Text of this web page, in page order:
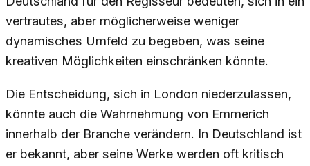
vertrautes, aber möglicherweise weniger
dynamisches Umfeld zu begeben, was seine
kreativen Möglichkeiten einschränken könnte.
Die Entscheidung, sich in London niederzulassen,
könnte auch die Wahrnehmung von Emmerich
innerhalb der Branche verändern. In Deutschland ist
er bekannt, aber seine Werke werden oft kritisch